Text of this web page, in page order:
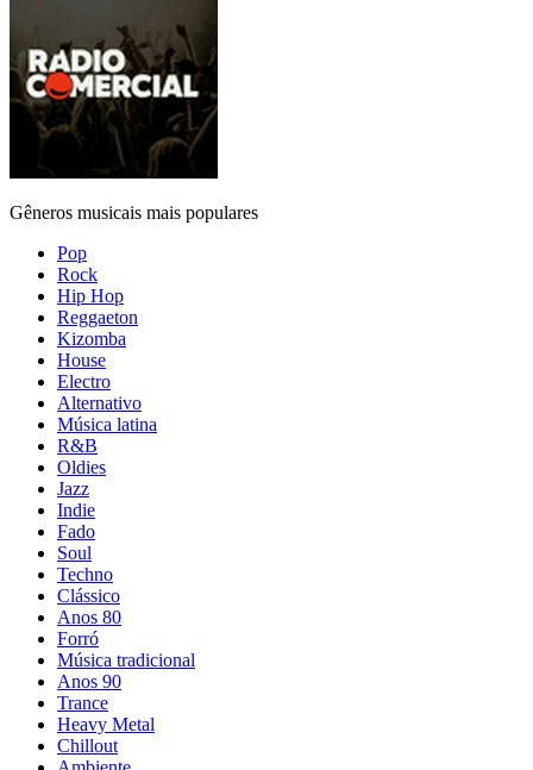
Gêneros musicais mais populares
Pop
Rock
Hip Hop
Reggaeton
Kizomba
House
Electro
Alternativo
Música latina
R&B
Oldies
Jazz
Indie
Fado
Soul
Techno
Clássico
Anos 80
Forró
Música tradicional
Anos 90
Trance
Heavy Metal
Chillout